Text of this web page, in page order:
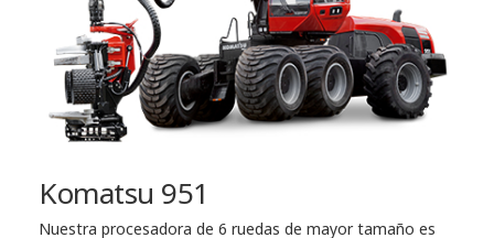
Komatsu 951
Nuestra procesadora de 6 ruedas de mayor tamaño es